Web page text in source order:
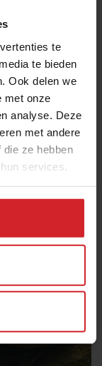
te
te bieden
Ook delen we
met onze
analyse. Deze
met andere
ze hebben
services.
mei 2014| 1 min